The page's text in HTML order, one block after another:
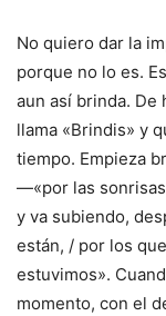
No quiero dar la
porque no lo es.
aun así brinda. De
llama «Brindis» y
tiempo. Empieza
—«por las
y va subiendo,
están, / por los
estuvimos».
momento, con el